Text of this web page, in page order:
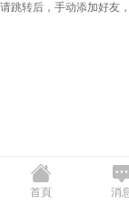
请跳转后，手动添加好友
首頁 消